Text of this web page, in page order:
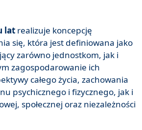
lat realizuje koncepcję
się, która jest definiowana jako
zarówno jednostkom, jak i
zagospodarowanie ich
całego życia, zachowania
psychicznego i fizycznego, jak i
społecznej oraz niezależności